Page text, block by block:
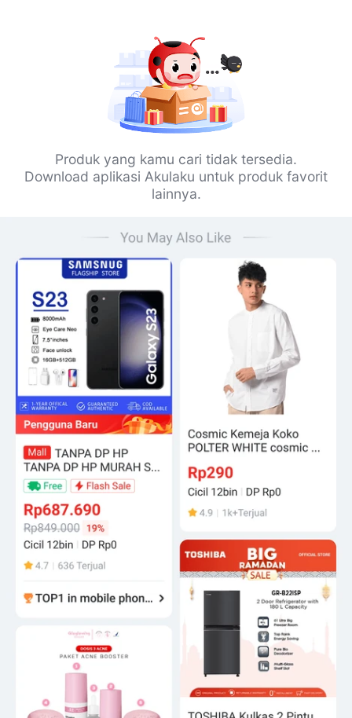
Produk yang kamu cari tidak tersedia.
Download aplikasi Akulaku untuk produk favorit
lainnya.